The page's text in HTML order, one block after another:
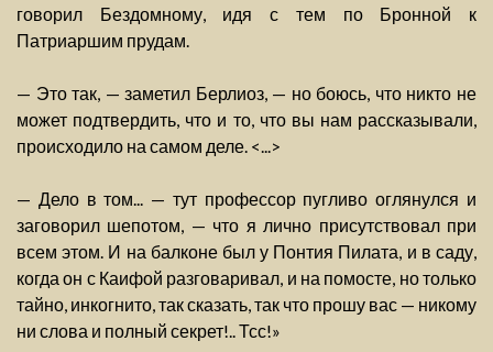
говорил Бездомному, идя с тем по Бронной к
Патриаршим прудам.
— Это так, — заметил Берлиоз, — но боюсь, что никто не
может подтвердить, что и то, что вы нам рассказывали,
происходило на самом деле. <...>
— Дело в том... — тут профессор пугливо оглянулся и
заговорил шепотом, — что я лично присутствовал при
всем этом. И на балконе был у Понтия Пилата, и в саду,
когда он с Каифой разговаривал, и на помосте, но только
тайно, инкогнито, так сказать, так что прошу вас — никому
ни слова и полный секрет!.. Тсс!»